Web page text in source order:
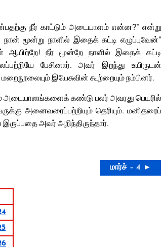
நீர் காட்டும் அடையாளம் என்ன?” என்று
மூன்று நாளில் இதைக் கட்டி எழுப்புவேன்”
நீர் மூன்றே நாளில் இதைக் கட்டி
பேசினார். அவர் இறந்து உயிருடன்
இயேசுவின் கூற்றையும் நம்பினர்.
அடையாளங்களைக் கண்டு பலர் அவரது பெயரில்
அனைவரைப்பற்றியும் தெரியும். மனிதரைப்
அவர் அறிந்திருந்தார்.
மார்ச் – 4 ►